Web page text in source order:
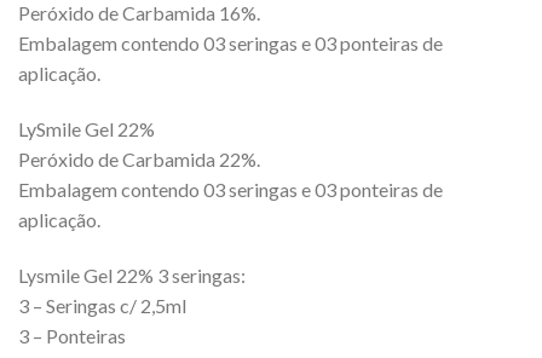
Peróxido de Carbamida 16%.
Embalagem contendo 03 seringas e 03 ponteiras de
aplicação.
LySmile Gel 22%
Peróxido de Carbamida 22%.
Embalagem contendo 03 seringas e 03 ponteiras de
aplicação.
Lysmile Gel 22% 3 seringas:
3 – Seringas c/ 2,5ml
3 – Ponteiras